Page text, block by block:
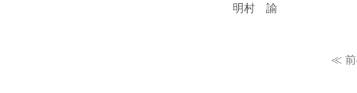
明村 諭
≪ 前